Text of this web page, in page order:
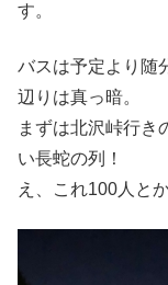
す。
バスは予定より随
辺りは真っ暗。
まずは北沢峠行き
い長蛇の列！
え、これ100人と